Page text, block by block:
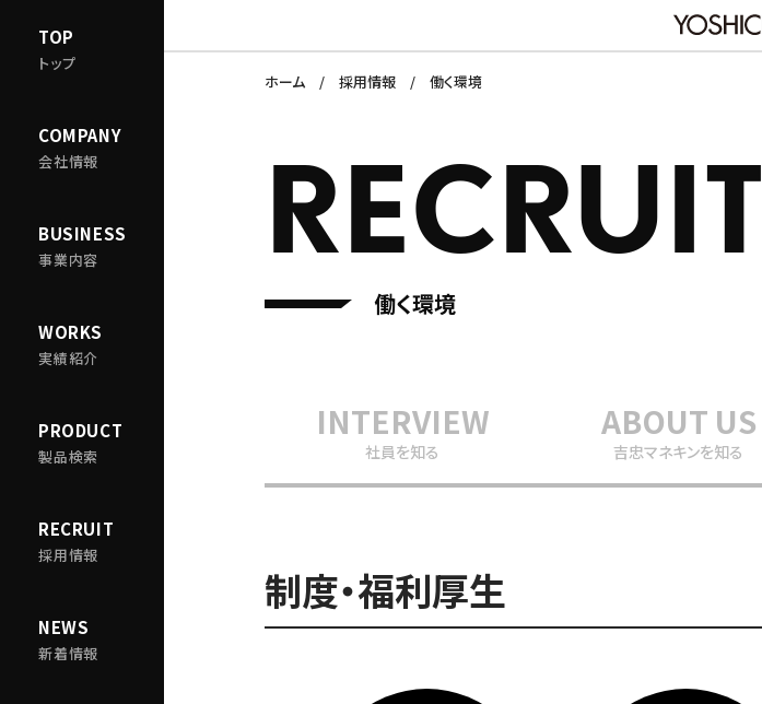
TOP
トップ
COMPANY
会社情報
BUSINESS
事業内容
WORKS
実績紹介
PRODUCT
製品検索
RECRUIT
採用情報
NEWS
新着情報
ホーム 採用情報 働く環境
RECRUIT
働く環境
INTERVIEW
社員を知る
ABOUT US
吉忠マネキンを知る
制度・福利厚生